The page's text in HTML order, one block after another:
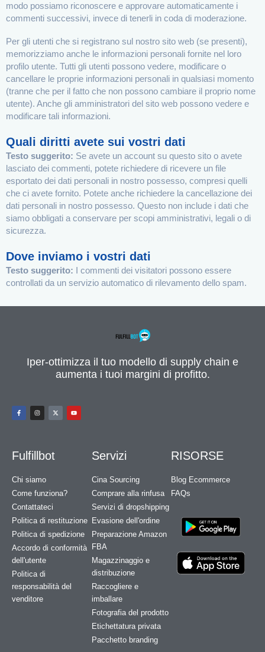
modo possiamo riconoscere e approvare automaticamente i
commenti successivi, invece di tenerli in coda di moderazione.
Per gli utenti che si registrano sul nostro sito web (se presenti),
memorizziamo anche le informazioni personali fornite nel loro
profilo utente. Tutti gli utenti possono vedere, modificare o
cancellare le proprie informazioni personali in qualsiasi momento
(tranne che per il fatto che non possono cambiare il proprio nome
utente). Anche gli amministratori del sito web possono vedere e
modificare tali informazioni.
Quali diritti avete sui vostri dati
Testo suggerito: Se avete un account su questo sito o avete
lasciato dei commenti, potete richiedere di ricevere un file
esportato dei dati personali in nostro possesso, compresi quelli
che ci avete fornito. Potete anche richiedere la cancellazione dei
dati personali in nostro possesso. Questo non include i dati che
siamo obbligati a conservare per scopi amministrativi, legali o di
sicurezza.
Dove inviamo i vostri dati
Testo suggerito:
I commenti dei visitatori possono essere
controllati da un servizio automatico di rilevamento dello spam.
Iper-ottimizza il tuo modello di supply chain e
aumenta i tuoi margini di profitto.
Fulfillbot
Chi siamo
Come funziona?
Contattateci
Politica di restituzione
Politica di spedizione
Accordo di conformità
dell'utente
Politica di
responsabilità del
venditore
Servizi
Cina Sourcing
Comprare alla rinfusa
Servizi di dropshipping
Evasione dell'ordine
Preparazione Amazon
FBA
Magazzinaggio e
distribuzione
Raccogliere e
imballare
Fotografia del prodotto
Etichettatura privata
Pacchetto branding
RISORSE
Blog Ecommerce
FAQs